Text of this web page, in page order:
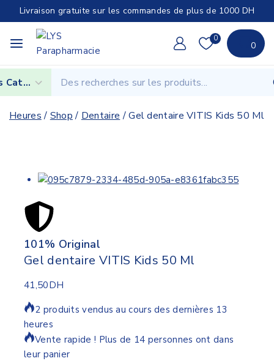
Livraison gratuite sur les commandes de plus de 1000 DH
0
0
Heures / Shop / Dentaire /Gel dentaire VITIS Kids 50 Ml
101% Original
Gel dentaire VITIS Kids 50 Ml
41,50DH
2 produits vendus au cours des dernières 13
heures
Vente rapide ! Plus de 14 personnes ont dans
leur panier